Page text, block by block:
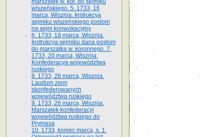
marszałek w. kor. do sejmiku
wiszeńskiego. 5. 1733, 16
marca, Wisznia. Instrukcya
sejmiku wiszeńskiego posłom
na sejm konwokacyjny
6. 1733, 18 marca, Wisznia.
Instrukcya sejmiku dana posłom
do marszałka w. koronnego. 7.
1733, 20 marca, Wisznia.
Konfederacya województwa
ruskiego
8. 1733, 26 marca, Wisznia.
Laudum ziem
skonfederowanych
województwa ruskiego
9. 1733, 26 marca, Wisznia.
Marszałek konfederacyi
województwa ruskiego do
Prymasa
10. 1733, koniec marca, s. 1.